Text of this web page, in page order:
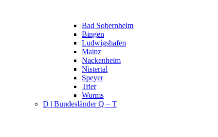
Bad Sobernheim
Bingen
Ludwigshafen
Mainz
Nackenheim
Nistertal
Speyer
Trier
Worms
D | Bundesländer Q – T